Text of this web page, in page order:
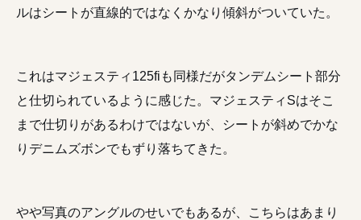
ルはシートが直線的ではなくかなり傾斜がついていた。
これはマジェスティ125fiも同様だがタンデムシート部分
と仕切られているように感じた。マジェスティSはそこ
まで仕切りがあるわけではないが、シートが斜めでかな
りデニムズボンでもずり落ちてきた。
やや写真のアングルのせいでもあるが、こちらはあまり